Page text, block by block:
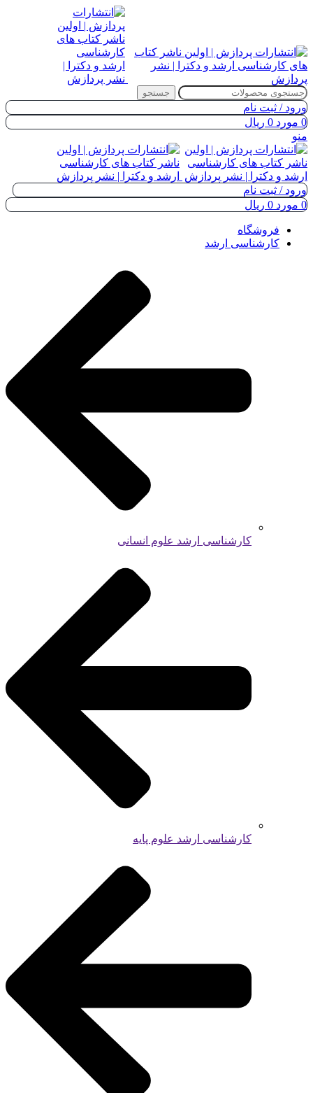
جستجو
ورود / ثبت نام
0 مورد 0 ریال
منو
ورود / ثبت نام
0 مورد 0 ریال
فروشگاه
کارشناسی ارشد
کارشناسی ارشد علوم انسانی
کارشناسی ارشد علوم پایه